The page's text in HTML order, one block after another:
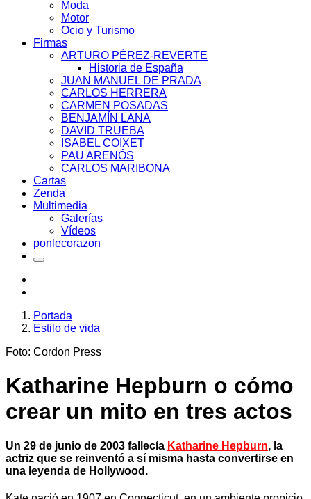
Moda
Motor
Ocio y Turismo
Firmas
ARTURO PÉREZ-REVERTE
Historia de España
JUAN MANUEL DE PRADA
CARLOS HERRERA
CARMEN POSADAS
BENJAMÍN LANA
DAVID TRUEBA
ISABEL COIXET
PAU ARENÓS
CARLOS MARIBONA
Cartas
Zenda
Multimedia
Galerías
Vídeos
ponlecorazon
Portada
Estilo de vida
Foto: Cordon Press
Katharine Hepburn o cómo
crear un mito en tres actos
Un 29 de junio de 2003 fallecía Katharine Hepburn, la
actriz que se reinventó a sí misma hasta convertirse en
una leyenda de Hollywood.